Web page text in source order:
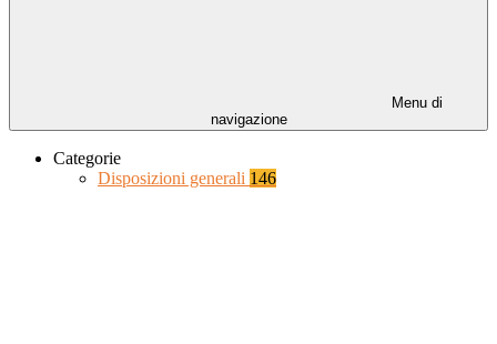
Menu di
navigazione
Categorie
Disposizioni generali 146